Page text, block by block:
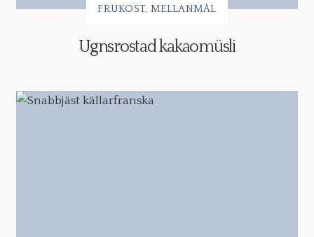
FRUKOST MELLANMÅL
Ugnsrostad kakaomüsli